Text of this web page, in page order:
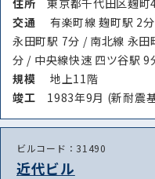
交通
有楽町線 麹町駅 2
永田町駅 7分 / 南北線 永
分 / 中央線快速 四ツ谷駅
規模
地上11階
竣⼯ 1983年9月 (新耐震
ビルコード：31490
近代ビル